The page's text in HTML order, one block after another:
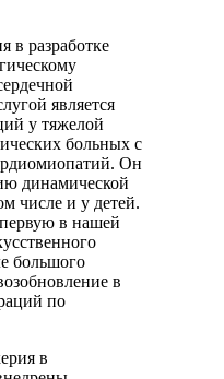
в разработке
является
у тяжелой
больных с
Он
динамической
числе и у детей.
в нашей
большого
в
по
в